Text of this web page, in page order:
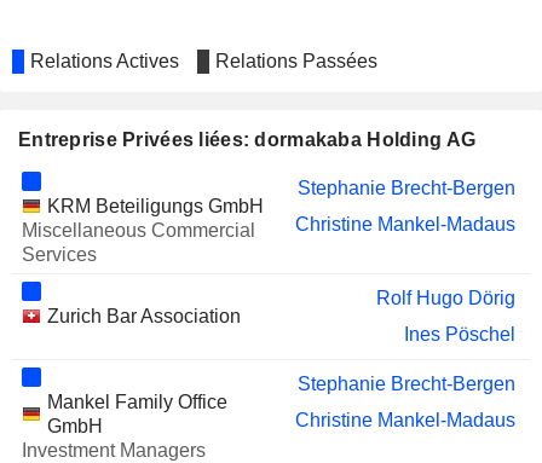
Relations Actives Relations Passées
Entreprise Privées liées: dormakaba Holding AG
KRM Beteiligungs GmbH
Miscellaneous Commercial
Services
Stephanie Brecht-Bergen
Christine Mankel-Madaus
Zurich Bar Association
Rolf Hugo Dörig
Ines Pöschel
Mankel Family Office
GmbH
Investment Managers
Stephanie Brecht-Bergen
Christine Mankel-Madaus